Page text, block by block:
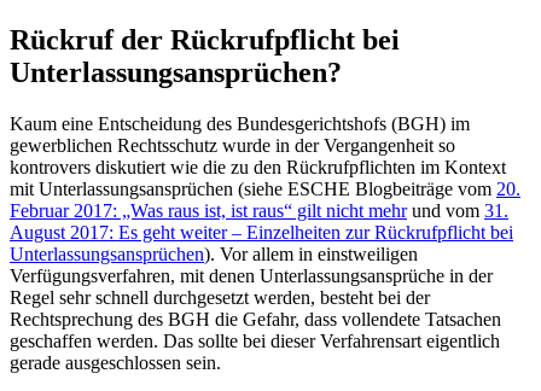
Rückruf der Rückrufpflicht bei
Unterlassungsansprüchen?
Kaum eine Entscheidung des Bundesgerichtshofs (BGH) im
gewerblichen Rechtsschutz wurde in der Vergangenheit so
kontrovers diskutiert wie die zu den Rückrufpflichten im Kontext
mit Unterlassungsansprüchen (siehe ESCHE Blogbeiträge vom 20.
Februar 2017: „Was raus ist, ist raus“ gilt nicht mehrund vom 31.
August 2017: Es geht weiter – Einzelheiten zur Rückrufpflicht bei
Unterlassungsansprüchen). Vor allem in einstweiligen
Verfügungsverfahren, mit denen Unterlassungsansprüche in der
Regel sehr schnell durchgesetzt werden, besteht bei der
Rechtsprechung des BGH die Gefahr, dass vollendete Tatsachen
geschaffen werden. Das sollte bei dieser Verfahrensart eigentlich
gerade ausgeschlossen sein.